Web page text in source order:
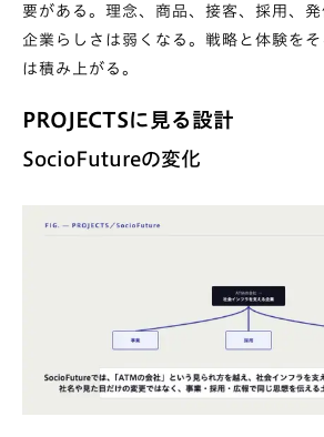
要がある。理念、商品、接客、採用、発
企業らしさは弱くなる。戦略と体験を
は積み上がる。
PROJECTSに見る設計
SocioFutureの変化